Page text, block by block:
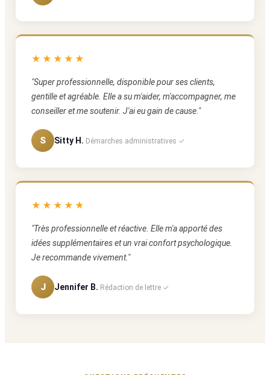
★★★★★
"Super professionnelle, disponible pour ses clients,
gentille et agréable. Elle a su m'aider, m'accompagner, me
conseiller et me soutenir. J'ai eu gain de cause."
S Sitty H. Démarches administratives ✓
★★★★★
"Très professionnelle et réactive. Elle m'a apporté des
idées supplémentaires et un vrai confort psychologique.
Je recommande vivement."
J Jennifer B. Rédaction de lettre ✓